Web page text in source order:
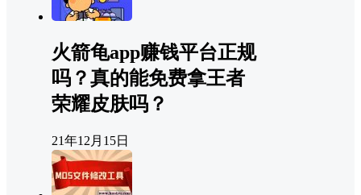
火箭龟app赚钱平台正规
吗？真的能免费拿王者
荣耀皮肤吗？
21年12月15日